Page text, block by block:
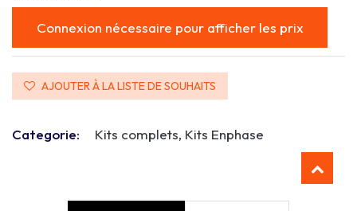
Connexion nécessaire pour afficher les prix
AJOUTER À LA LISTE DE SOUHAITS
Categorie: Kits complets, Kits Enphase